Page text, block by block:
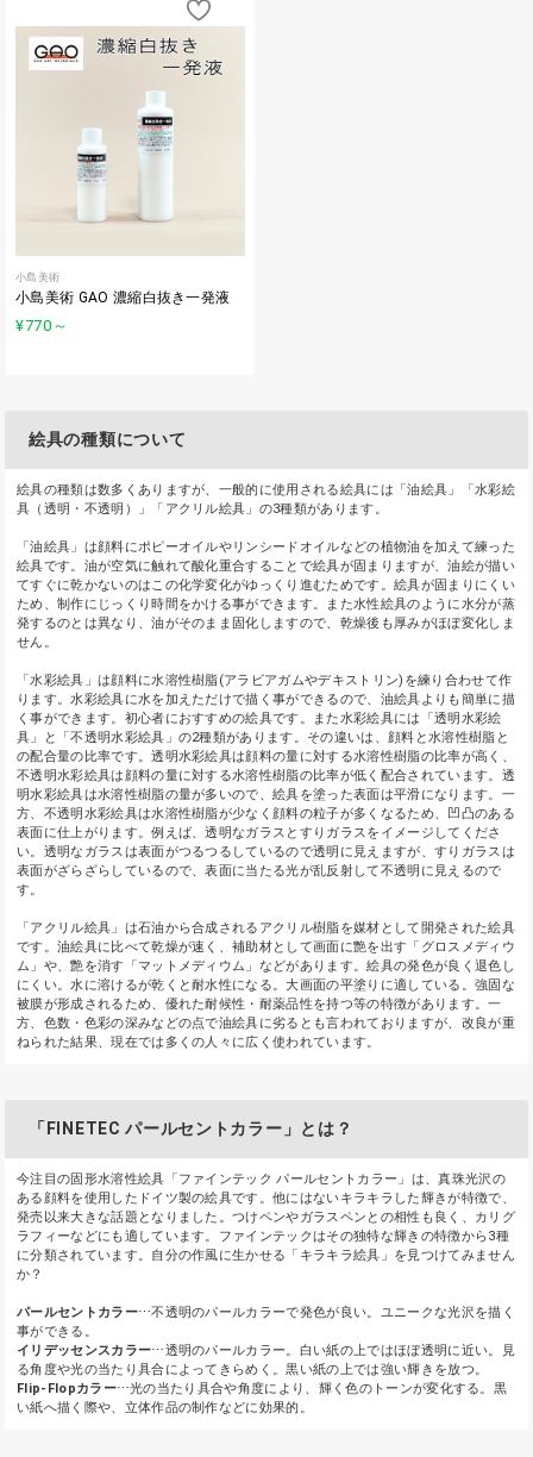
小島美術
小島美術 GAO 濃縮白抜き一発液
¥770 ～
絵具の種類について
絵具の種類は数多くありますが、一般的に使用される絵具には「油絵具」「水彩絵
具（透明・不透明）」「アクリル絵具」の3種類があります。
「油絵具」は顔料にポピーオイルやリンシードオイルなどの植物油を加えて練った
絵具です。油が空気に触れて酸化重合することで絵具が固まりますが、油絵が描い
てすぐに乾かないのはこの化学変化がゆっくり進むためです。絵具が固まりにくい
ため、制作にじっくり時間をかける事ができます。また水性絵具のように水分が蒸
発するのとは異なり、油がそのまま固化しますので、乾燥後も厚みがほぼ変化しま
せん。
「水彩絵具」は顔料に水溶性樹脂(アラビアガムやデキストリン)を練り合わせて作
ります。水彩絵具に水を加えただけで描く事ができるので、油絵具よりも簡単に描
く事ができます。初心者におすすめの絵具です。また水彩絵具には「透明水彩絵
具」と「不透明水彩絵具」の2種類があります。その違いは、顔料と水溶性樹脂と
の配合量の比率です。透明水彩絵具は顔料の量に対する水溶性樹脂の比率が高く、
不透明水彩絵具は顔料の量に対する水溶性樹脂の比率が低く配合されています。透
明水彩絵具は水溶性樹脂の量が多いので、絵具を塗った表面は平滑になります。一
方、不透明水彩絵具は水溶性樹脂が少なく顔料の粒子が多くなるため、凹凸のある
表面に仕上がります。例えば、透明なガラスとすりガラスをイメージしてくださ
い。透明なガラスは表面がつるつるしているので透明に見えますが、すりガラスは
表面がざらざらしているので、表面に当たる光が乱反射して不透明に見えるので
す。
「アクリル絵具」は石油から合成されるアクリル樹脂を媒材として開発された絵具
です。油絵具に比べて乾燥が速く、補助材として画面に艶を出す「グロスメディウ
ム」や、艶を消す「マットメディウム」などがあります。絵具の発色が良く退色し
にくい。水に溶けるが乾くと耐水性になる。大画面の平塗りに適している。強固な
被膜が形成されるため、優れた耐候性・耐薬品性を持つ等の特徴があります。一
方、色数・色彩の深みなどの点で油絵具に劣るとも言われておりますが、改良が重
ねられた結果、現在では多くの人々に広く使われています。
「FINETEC パールセントカラー」とは？
今注目の固形水溶性絵具「ファインテック パールセントカラー」は、真珠光沢の
ある顔料を使用したドイツ製の絵具です。他にはないキラキラした輝きが特徴で、
発売以来大きな話題となりました。つけペンやガラスペンとの相性も良く、カリグ
ラフィーなどにも適しています。ファインテックはその独特な輝きの特徴から3種
に分類されています。自分の作風に生かせる「キラキラ絵具」を見つけてみません
か？
パールセントカラー⋯不透明のパールカラーで発色が良い。ユニークな光沢を描く
事ができる。
イリデッセンスカラー⋯透明のパールカラー。白い紙の上ではほぼ透明に近い。見
る角度や光の当たり具合によってきらめく。黒い紙の上では強い輝きを放つ。
Flip-Flopカラー⋯光の当たり具合や角度により、輝く色のトーンが変化する。黒
い紙へ描く際や、立体作品の制作などに効果的。